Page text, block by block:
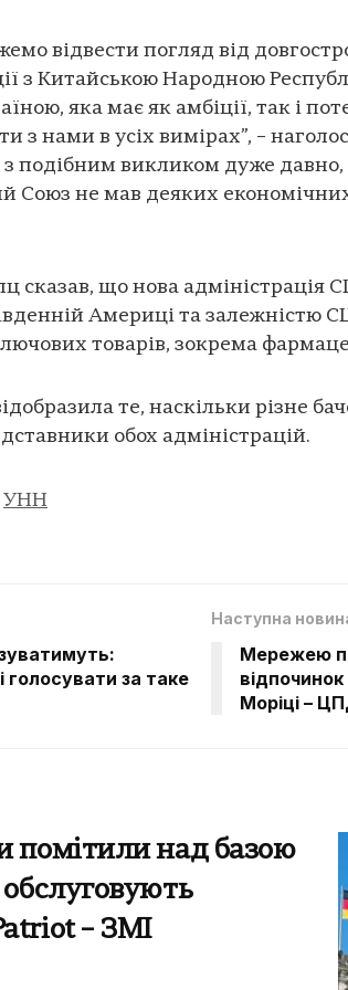
відвести погляд від
з Китайською Народною
яка має як амбіції, так і
з нами в усіх вимірах”, –
з подібним викликом дуже
Союз не мав деяких
сказав, що нова
Америці та залежністю
товарів, зокрема
те, наскільки різне
обох адміністрацій.
УНН
голосувати за таке
Наступна
Мережею
Моріці –
помітили над базою
– ЗМІ